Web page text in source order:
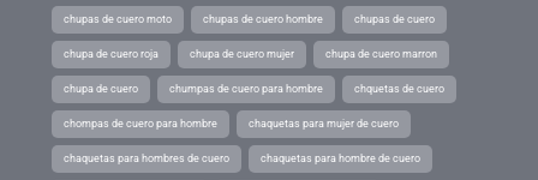
chupas de cuero moto chupas de cuero hombre chupas de cuero
chupa de cuero roja chupa de cuero mujer chupa de cuero marron
chupa de cuero chumpas de cuero para hombre chquetas de cuero
chompas de cuero para hombre chaquetas para mujer de cuero
chaquetas para hombres de cuero chaquetas para hombre de cuero